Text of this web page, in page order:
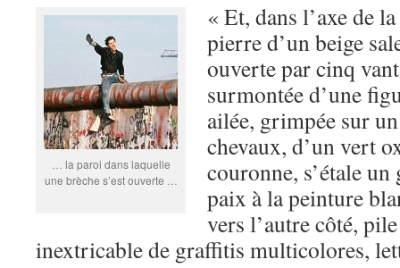
… la paroi dans laquelle
une brèche s’est ouverte …
« Et, dans l’axe de
pierre d’un beige
ouverte par cinq
surmontée d’une
ailée, grimpée sur
chevaux, d’un vert
couronne, s’étale
paix à la peinture
vers l’autre côté,
inextricable de graffitis multicolores,